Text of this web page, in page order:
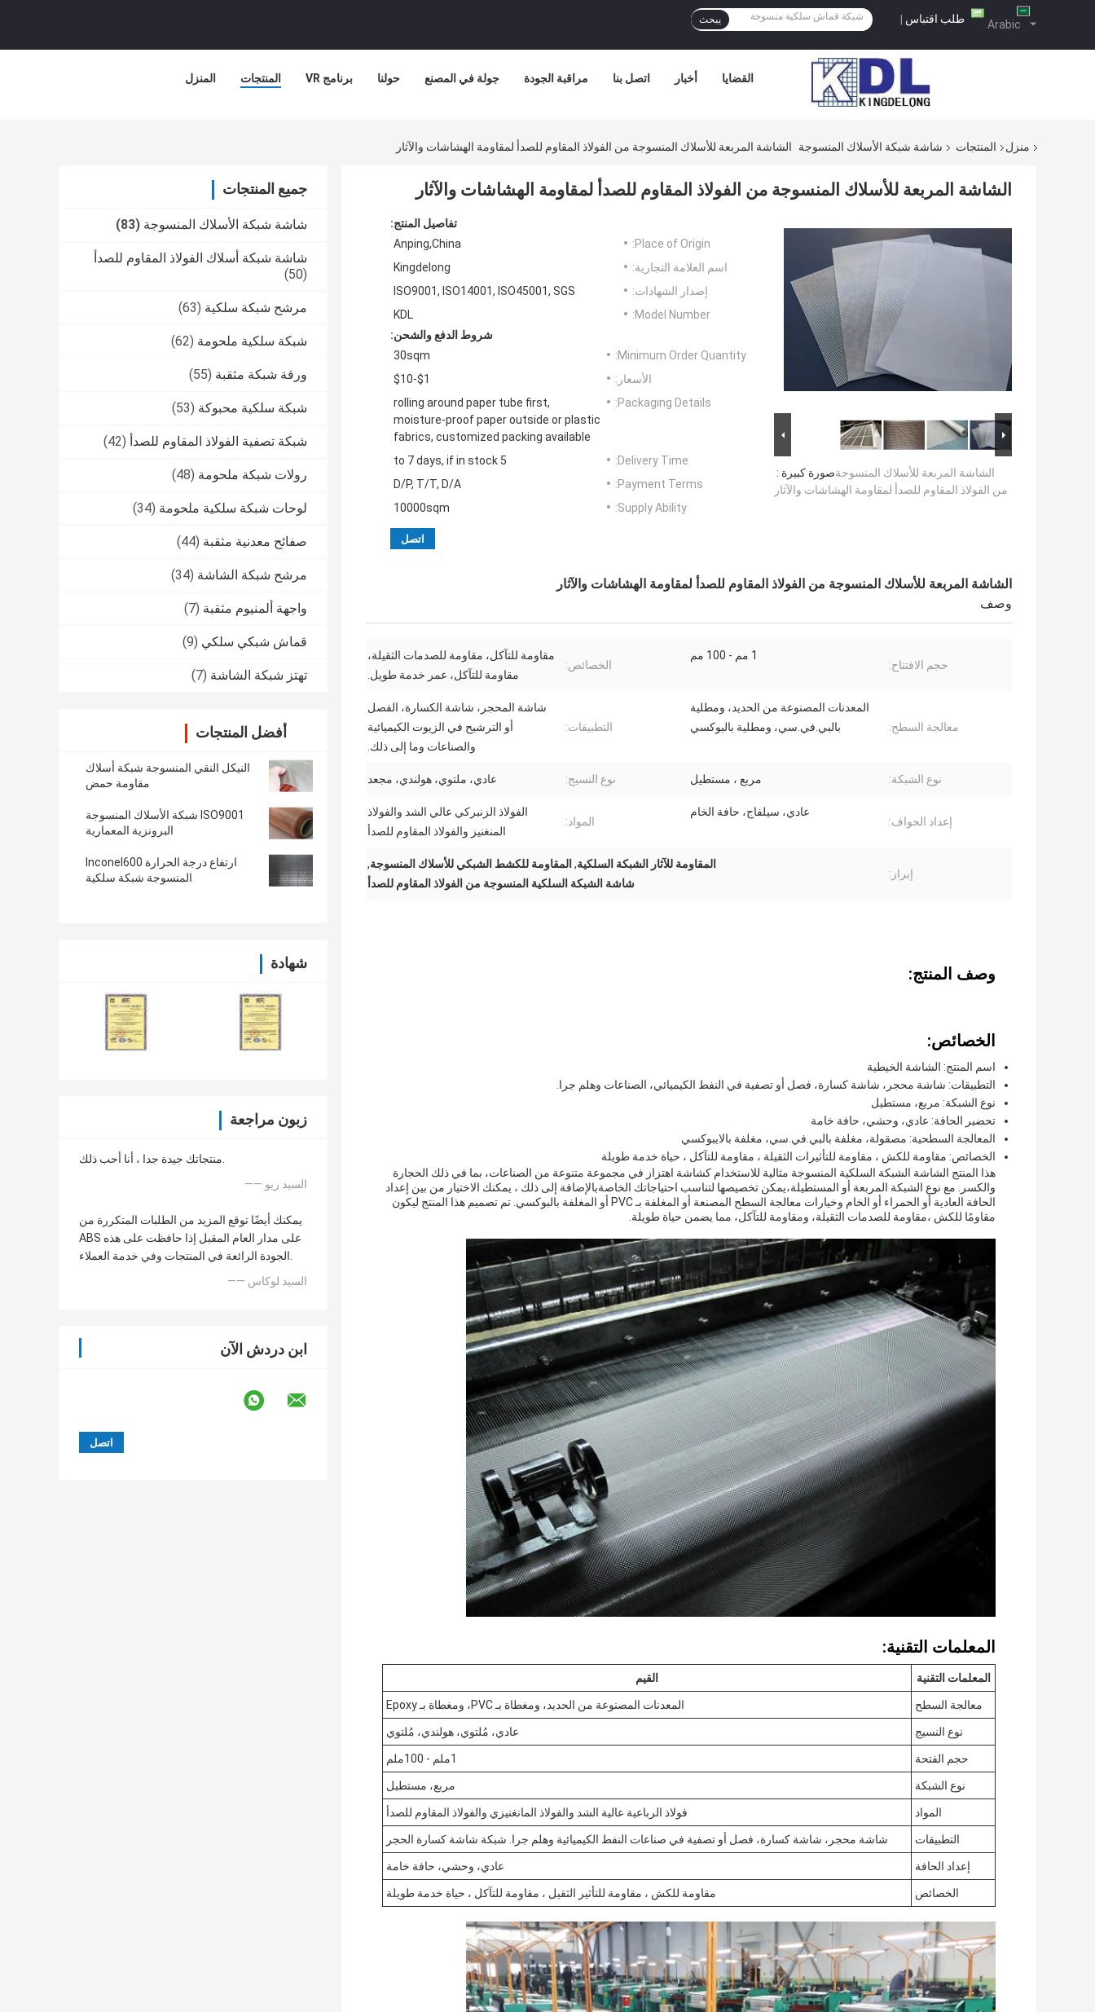
Arabic طلب اقتباس | يبحث
المنزل المنتجات برنامج VR حولنا جولة في المصنع مراقبة الجودة اتصل بنا أخبار القضايا
منزل المنتجات شاشة شبكة الأسلاك المنسوجة الشاشة المربعة للأسلاك المنسوجة من الفولاذ المقاوم للصدأ لمقاومة الهشاشات والآثار
جميع المنتجات
شاشة شبكة الأسلاك المنسوجة (83)
شاشة شبكة أسلاك الفولاذ المقاوم للصدأ
(50)
مرشح شبكة سلكية (63)
شبكة سلكية ملحومة (62)
ورقة شبكة مثقبة (55)
شبكة سلكية محبوكة (53)
شبكة تصفية الفولاذ المقاوم للصدأ (42)
رولات شبكة ملحومة (48)
لوحات شبكة سلكية ملحومة (34)
صفائح معدنية مثقبة (44)
مرشح شبكة الشاشة (34)
واجهة ألمنيوم مثقبة (7)
قماش شبكي سلكي (9)
تهتز شبكة الشاشة (7)
أفضل المنتجات
النيكل النقي المنسوجة شبكة أسلاك
مقاومة حمض
ISO9001 شبكة الأسلاك المنسوجة
البرونزية المعمارية
ارتفاع درجة الحرارة Inconel600
المنسوجة شبكة سلكية
شهادة
زبون مراجعة
منتجاتك جيدة جدا ، أنا أحب ذلك.
—— السيد ريو
يمكنك أيضًا توقع المزيد من الطلبات المتكررة من
ABS على مدار العام المقبل إذا حافظت على هذه
الجودة الرائعة في المنتجات وفي خدمة العملاء.
—— السيد لوكاس
ابن دردش الآن
الشاشة المربعة للأسلاك المنسوجة من الفولاذ المقاوم للصدأ لمقاومة الهشاشات والآثار
صورة كبيرة :الشاشة المربعة للأسلاك المنسوجة
من الفولاذ المقاوم للصدأ لمقاومة الهشاشات والآثار
تفاصيل المنتج:
Place of Origin:
Anping,China
اسم العلامة التجارية:
Kingdelong
إصدار الشهادات:
ISO9001, ISO14001, ISO45001, SGS
Model Number:
KDL
شروط الدفع والشحن:
Minimum Order Quantity:
30sqm
الأسعار:
$1-$10
Packaging Details:
rolling around paper tube first,
moisture-proof paper outside or plastic
fabrics, customized packing available
Delivery Time:
5 to 7 days, if in stock
Payment Terms:
D/P, T/T, D/A
Supply Ability:
10000sqm
اتصل
الشاشة المربعة للأسلاك المنسوجة من الفولاذ المقاوم للصدأ لمقاومة الهشاشات والآثار
وصف
حجم الافتتاح:
1 مم - 100 مم
الخصائص:
مقاومة للتآكل، مقاومة للصدمات الثقيلة،
مقاومة للتآكل، عمر خدمة طويل.
معالجة السطح:
المعدنات المصنوعة من الحديد، ومطلية
بالبي.في.سي، ومطلية بالبوكسي
التطبيقات:
شاشة المحجر، شاشة الكسارة، الفصل
أو الترشيح في الزيوت الكيميائية
والصناعات وما إلى ذلك.
نوع الشبكة: مربع ، مستطيل نوع النسيج: عادي، ملتوي، هولندي، مجعد
إعداد الحواف:
عادي، سيلفاج، حافة الخام
المواد:
الفولاذ الزنبركي عالي الشد والفولاذ
المنغنيز والفولاذ المقاوم للصدأ
إبراز:
المقاومة للآثار الشبكة السلكية, المقاومة للكشط الشبكي للأسلاك المنسوجة,
شاشة الشبكة السلكية المنسوجة من الفولاذ المقاوم للصدأ
وصف المنتج:
الخصائص:
اسم المنتج: الشاشة الخيطية
التطبيقات: شاشة محجر، شاشة كسارة، فصل أو تصفية في النفط الكيميائي، الصناعات وهلم جرا.
نوع الشبكة: مربع، مستطيل
تحضير الحافة: عادي، وحشي، حافة خامة
المعالجة السطحية: مصقولة، مغلفة بالبي.في.سي، مغلفة بالايبوكسي
الخصائص: مقاومة للكش ، مقاومة للتأثيرات الثقيلة ، مقاومة للتآكل ، حياة خدمة طويلة
هذا المنتج الشاشة الشبكة السلكية المنسوجة مثالية للاستخدام كشاشة اهتزاز في مجموعة متنوعة من الصناعات، بما في ذلك الحجارة
والكسر. مع نوع الشبكة المربعة أو المستطيلة،يمكن تخصيصها لتناسب احتياجاتك الخاصةبالإضافة إلى ذلك ، يمكنك الاختيار من بين إعداد
الحافة العادية أو الحمراء أو الخام وخيارات معالجة السطح المصنعة أو المغلفة بـ PVC أو المغلفة بالبوكسي. تم تصميم هذا المنتج ليكون
مقاومًا للكش ،مقاومة للصدمات الثقيلة، ومقاومة للتآكل، مما يضمن حياة طويلة.
المعلمات التقنية:
المعلمات التقنية القيم
معالجة السطح المعدنات المصنوعة من الحديد، ومغطاة بـ PVC، ومغطاة بـ Epoxy
نوع النسيج عادي، مُلتوي، هولندي، مُلتوي
حجم الفتحة 1ملم - 100ملم
نوع الشبكة مربع، مستطيل
المواد فولاذ الرباعية عالية الشد والفولاذ المانغنيزي والفولاذ المقاوم للصدأ
التطبيقات شاشة محجر، شاشة كسارة، فصل أو تصفية في صناعات النفط الكيميائية وهلم جرا. شبكة شاشة كسارة الحجر
إعداد الحافة عادي، وحشي، حافة خامة
الخصائص مقاومة للكش ، مقاومة للتأثير الثقيل ، مقاومة للتآكل ، حياة خدمة طويلة